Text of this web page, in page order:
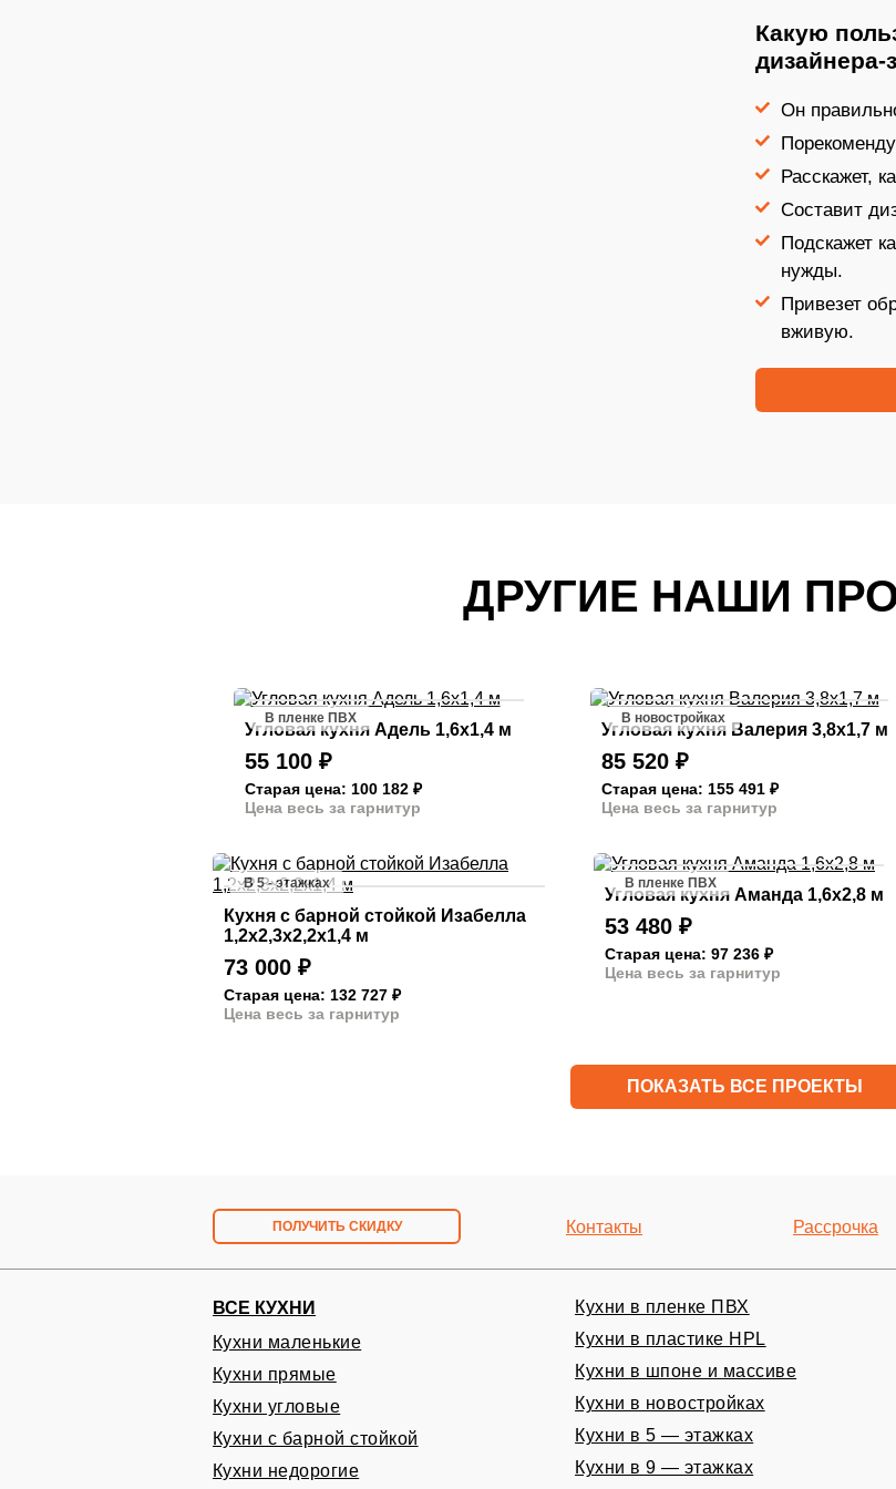
Какую
Он
Расскажет,
Составит
Подскажет
нужды.
Привезет
вживую.
ДРУГИЕ НАШИ
В пленке ПВХ
Угловая кухня Адель 1,6х1,4 м
55 100 ₽
Старая цена: 100 182 ₽
Цена весь за гарнитур
В новостройках
Угловая кухня Валерия 3,8х1,7 м
85 520 ₽
Старая цена: 155 491 ₽
Цена весь за гарнитур
В 5 - этажках
Кухня с барной стойкой Изабелла
1,2х2,3х2,2х1,4 м
73 000 ₽
Старая цена: 132 727 ₽
Цена весь за гарнитур
В пленке ПВХ
Угловая кухня Аманда 1,6х2,8 м
53 480 ₽
Старая цена: 97 236 ₽
Цена весь за гарнитур
ПОКАЗАТЬ ВСЕ ПРОЕКТЫ
ПОЛУЧИТЬ СКИДКУ Контакты Рассрочка
ВСЕ КУХНИ
Кухни маленькие
Кухни прямые
Кухни угловые
Кухни с барной стойкой
Кухни недорогие
Кухни в пленке ПВХ
Кухни в пластике HPL
Кухни в шпоне и массиве
Кухни в новостройках
Кухни в 5 — этажках
Кухни в 9 — этажках
Запишитесь на бесплатный замер
в удобное вам время
Проект и расчет кухни на дому БЕСПЛАТНО!